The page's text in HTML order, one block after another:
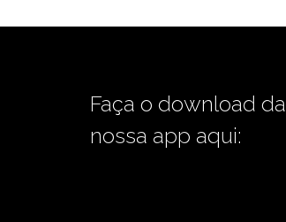
Faça o download da
nossa app aqui: